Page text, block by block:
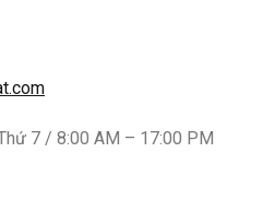
7 / 8:00 AM – 17:00 PM